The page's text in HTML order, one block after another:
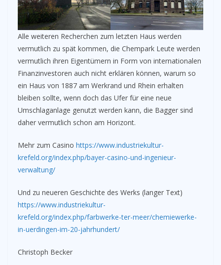
Alle weiteren Recherchen zum letzten Haus werden
vermutlich zu spät kommen, die Chempark Leute werden
vermutlich ihren Eigentümern in Form von internationalen
Finanzinvestoren auch nicht erklären können, warum so
ein Haus von 1887 am Werkrand und Rhein erhalten
bleiben sollte, wenn doch das Ufer für eine neue
Umschlaganlage genutzt werden kann, die Bagger sind
daher vermutlich schon am Horizont.
Mehr zum Casino https://www.industriekultur-
krefeld.org/index.php/bayer-casino-und-ingenieur-
verwaltung/
Und zu neueren Geschichte des Werks (langer Text)
https://www.industriekultur-
krefeld.org/index.php/farbwerke-ter-meer/chemiewerke-
in-uerdingen-im-20-jahrhundert/
Christoph Becker